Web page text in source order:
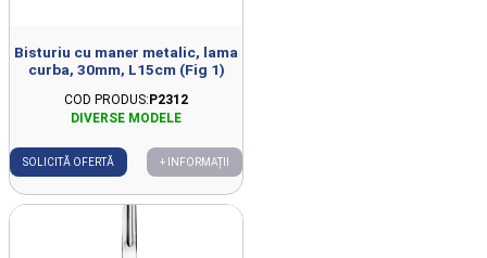
Bisturiu cu maner metalic, lama
curba, 30mm, L15cm (Fig 1)
COD PRODUS:P2312
SOLICITĂ OFERTĂ + INFORMAȚII